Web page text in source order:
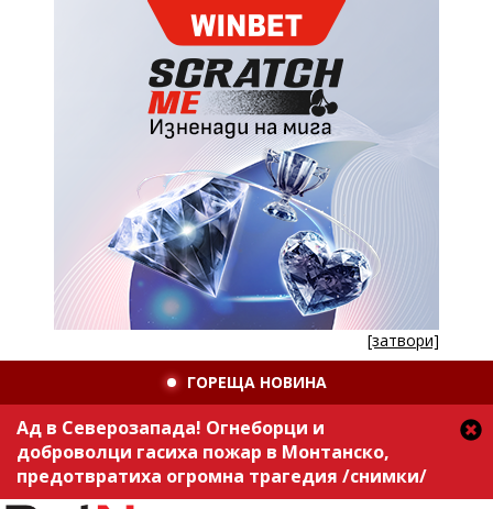
[затвори]
ГОРЕЩА НОВИНА
Ад в Северозапада! Огнеборци и
доброволци гасиха пожар в Монтанско,
предотвратиха огромна трагедия /снимки/